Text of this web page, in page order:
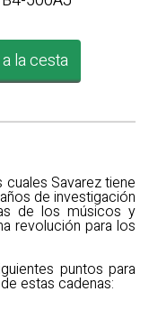
la cesta
Savarez tiene
de investigación
de los músicos y
revolución para los
puntos para
estas cadenas: